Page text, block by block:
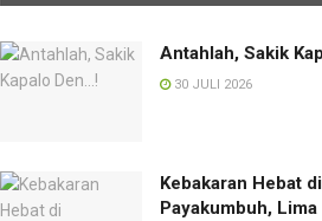
Antahlah, Sakik
30 JULI 2026
Kebakaran Hebat di
Payakumbuh,